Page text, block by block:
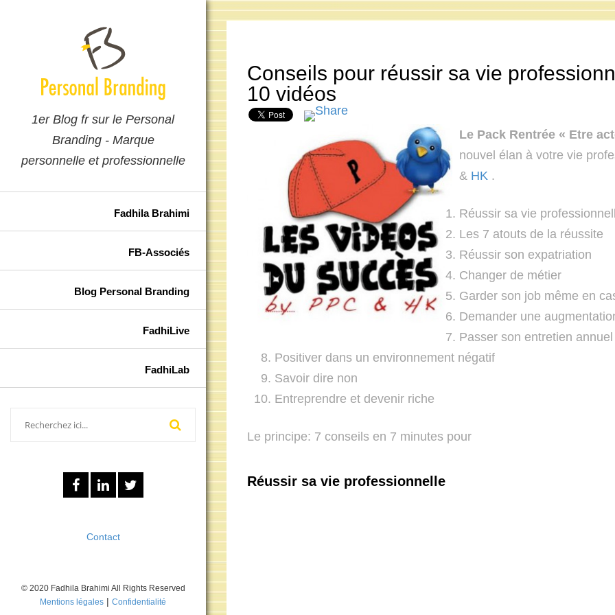
1er Blog fr sur le Personal
Branding - Marque
personnelle et professionnelle
Fadhila Brahimi
FB-Associés
Blog Personal Branding
FadhiLive
FadhiLab
Contact
© 2020 Fadhila Brahimi All Rights Reserved
Mentions légales | Confidentialité
Conseils pour réussir sa vie
10 vidéos
Le Pack Rentrée « Etre
nouvel élan à votre vie
& HK .
Réussir sa vie
Les 7 atouts de la réussite
Réussir son expatriation
Changer de métier
Garder son job même en
Demander une
Passer son entretien annuel
Positiver dans un environnement négatif
Savoir dire non
Entreprendre et devenir riche
Le principe: 7 conseils en 7 minutes pour
Réussir sa vie professionnelle